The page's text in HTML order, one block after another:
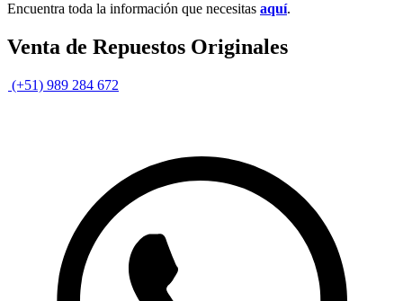
Encuentra toda la información que necesitas aquí.
Venta de Repuestos Originales
(+51) 989 284 672